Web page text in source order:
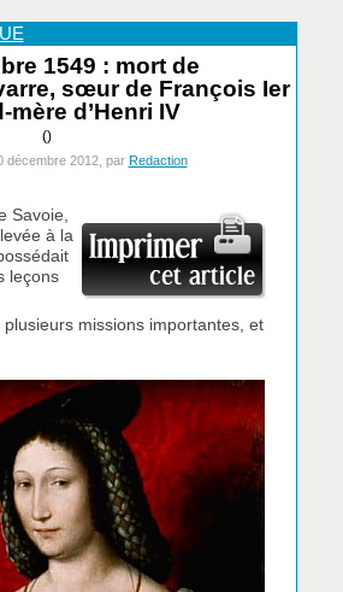
1549 : mort de
sœur de François Ier
mère d’Henri IV
()
décembre 2012, par Redaction
Savoie,
à la
leçons
plusieurs missions importantes, et